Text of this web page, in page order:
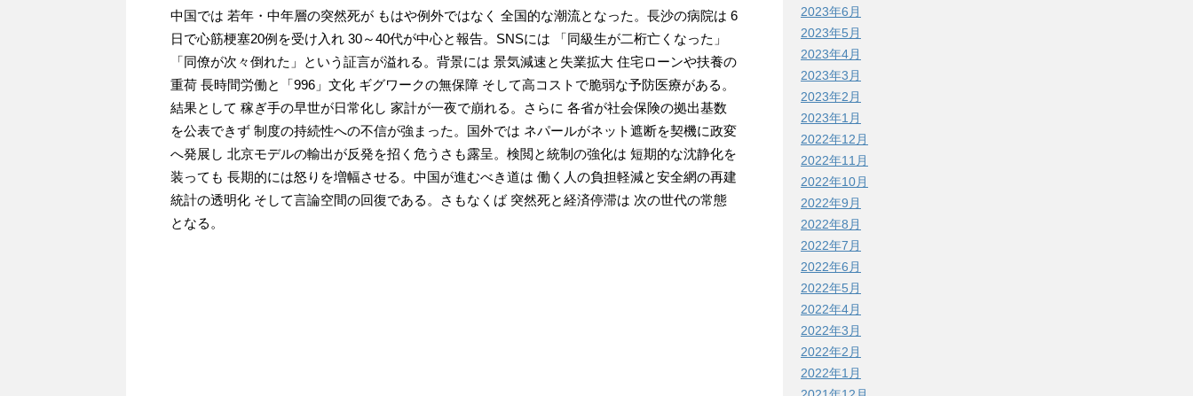
中国では 若年・中年層の突然死が もはや例外ではなく 全国的な潮流となった。長沙の病院は 6
日で心筋梗塞20例を受け入れ 30～40代が中心と報告。SNSには 「同級生が二桁亡くなった」
「同僚が次々倒れた」という証言が溢れる。背景には 景気減速と失業拡大 住宅ローンや扶養の
重荷 長時間労働と「996」文化 ギグワークの無保障 そして高コストで脆弱な予防医療がある。
結果として 稼ぎ手の早世が日常化し 家計が一夜で崩れる。さらに 各省が社会保険の拠出基数
を公表できず 制度の持続性への不信が強まった。国外では ネパールがネット遮断を契機に政変
へ発展し 北京モデルの輸出が反発を招く危うさも露呈。検閲と統制の強化は 短期的な沈静化を
装っても 長期的には怒りを増幅させる。中国が進むべき道は 働く人の負担軽減と安全網の再建
統計の透明化 そして言論空間の回復である。さもなくば 突然死と経済停滞は 次の世代の常態
となる。
2023年6月
2023年5月
2023年4月
2023年3月
2023年2月
2023年1月
2022年12月
2022年11月
2022年10月
2022年9月
2022年8月
2022年7月
2022年6月
2022年5月
2022年4月
2022年3月
2022年2月
2022年1月